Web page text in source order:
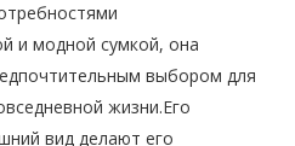
и модной сумкой, она
выбором для
жизни.Его
вид делают его